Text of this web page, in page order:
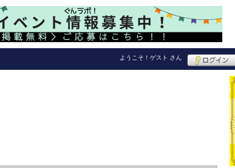
ようこそ！ ゲスト さん